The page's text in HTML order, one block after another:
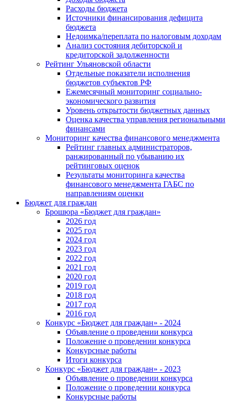
Расходы бюджета
Источники финансирования дефицита
бюджета
Недоимка/переплата по налоговым доходам
Анализ состояния дебиторской и
кредиторской задолженности
Рейтинг Ульяновской области
Отдельные показатели исполнения
бюджетов субъектов РФ
Ежемесячный мониторинг социально-
экономического развития
Уровень открытости бюджетных данных
Оценка качества управления региональными
финансами
Мониторинг качества финансового менеджмента
Рейтинг главных администраторов,
ранжированный по убыванию их
рейтинговых оценок
Результаты мониторинга качества
финансового менеджмента ГАБС по
направлениям оценки
Бюджет для граждан
Брошюра «Бюджет для граждан»
2026 год
2025 год
2024 год
2023 год
2022 год
2021 год
2020 год
2019 год
2018 год
2017 год
2016 год
Конкурс «Бюджет для граждан» - 2024
Объявление о проведении конкурса
Положение о проведении конкурса
Конкурсные работы
Итоги конкурса
Конкурс «Бюджет для граждан» - 2023
Объявление о проведении конкурса
Положение о проведении конкурса
Конкурсные работы